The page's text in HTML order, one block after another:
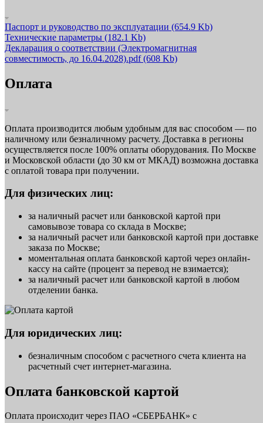
Паспорт и руководство по эксплуатации (654.9 Kb)
Технические параметры (182.1 Kb)
Декларация о соответствии (Электромагнитная
совместимость, до 16.04.2028).pdf(608 Kb)
Оплата
Оплата производится любым удобным для вас способом — по
наличному или безналичному расчету. Доставка в регионы
осуществляется после 100% оплаты оборудования. По Москве
и Московской области (до 30 км от МКАД) возможна доставка
с оплатой товара при получении.
Для физических лиц:
за наличный расчет или банковской картой при
самовывозе товара со склада в Москве;
за наличный расчет или банковской картой при доставке
заказа по Москве;
моментальная оплата банковской картой через онлайн-
кассу на сайте (процент за перевод не взимается);
за наличный расчет или банковской картой в любом
отделении банка.
Для юридических лиц:
безналичным способом с расчетного счета клиента на
расчетный счет интернет-магазина.
Оплата банковской картой
Оплата происходит через ПАО «СБЕРБАНК» с